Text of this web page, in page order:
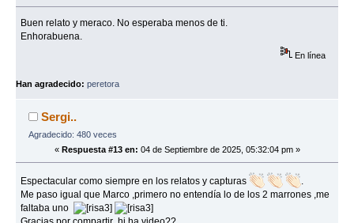
Buen relato y meraco. No esperaba menos de ti.
Enhorabuena.
En línea
Han agradecido: peretora
Sergi..
Agradecido: 480 veces
« Respuesta #13 en: 04 de Septiembre de 2025, 05:32:04 pm »
Espectacular como siempre en los relatos y capturas
.
Me paso igual que Marco ,primero no entendía lo de los 2 marrones ,me
faltaba uno